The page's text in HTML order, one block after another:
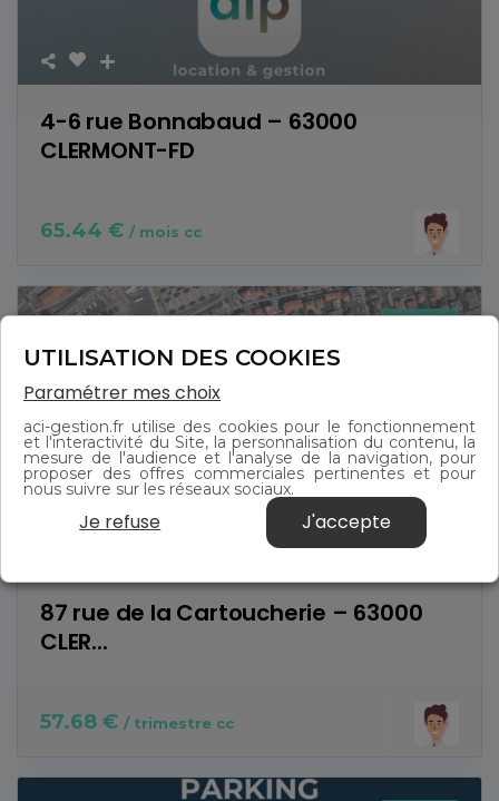
4-6 rue Bonnabaud – 63000
CLERMONT-FD
65.44 €/ mois cc
Location
87 rue de la Cartoucherie – 63000
CLER...
57.68 €/ trimestre cc
UTILISATION DES COOKIES
Paramétrer mes choix
aci-gestion.fr utilise des cookies pour le fonctionnement
et l'interactivité du Site, la personnalisation du contenu, la
mesure de l'audience et l'analyse de la navigation, pour
proposer des offres commerciales pertinentes et pour
nous suivre sur les réseaux sociaux.
Je refuse J'accepte